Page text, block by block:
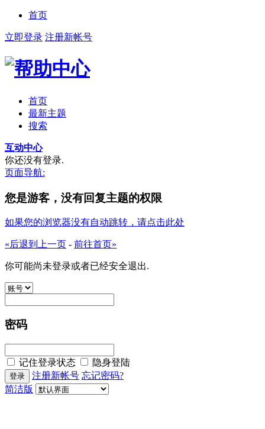
首页
立即登录 注册新帐号
首页
最新主题
搜索
互动中心
你还没有登录.
页面导航:
您是游客，没有回复主题的权限
如果您的浏览器没有自动跳转，请点击此处
«后退到上一页 - 前往首页»
你可能尚未登录或者已经安全退出.
密码
记住登录状态
隐身登陆
注册新帐号 忘记密码?
简洁版